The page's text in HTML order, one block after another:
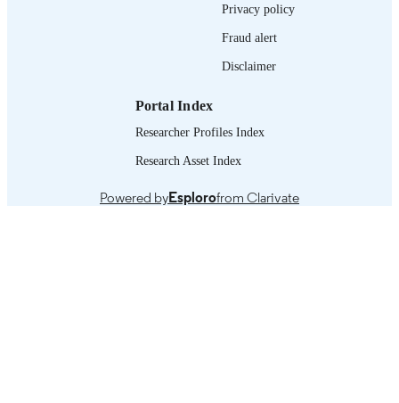
995264807302676
Privacy policy
Fraud alert
Disclaimer
Portal Index
Researcher Profiles Index
Research Asset Index
Powered byEsplorofrom Clarivate